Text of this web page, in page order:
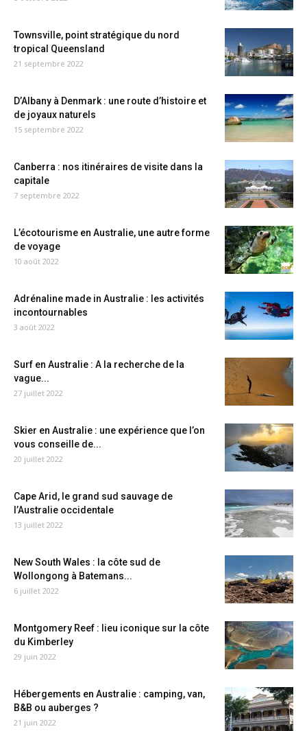
Townsville, point stratégique du nord
tropical Queensland
21 septembre 2022
D’Albany à Denmark : une route d’histoire et
de joyaux naturels
15 septembre 2022
Canberra : nos itinéraires de visite dans la
capitale
7 septembre 2022
L’écotourisme en Australie, une autre forme
de voyage
10 août 2022
Adrénaline made in Australie : les activités
incontournables
3 août 2022
Surf en Australie : A la recherche de la
vague...
27 juillet 2022
Skier en Australie : une expérience que l’on
vous conseille de...
20 juillet 2022
Cape Arid, le grand sud sauvage de
l’Australie occidentale
13 juillet 2022
New South Wales : la côte sud de
Wollongong à Batemans...
6 juillet 2022
Montgomery Reef : lieu iconique sur la côte
du Kimberley
29 juin 2022
Hébergements en Australie : camping, van,
B&B ou auberges ?
21 juin 2022